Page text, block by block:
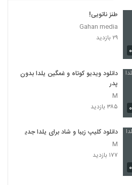
طنز ناتویی!
Gahan media
۲۹ بازدید
دانلود ویدیو کوتاه و غمگین یلدا بدون
پدر
M
۳۸۵ بازدید
دانلود کلیپ زیبا و شاد برای یلدا جدید
M
۱۷۷ بازدید